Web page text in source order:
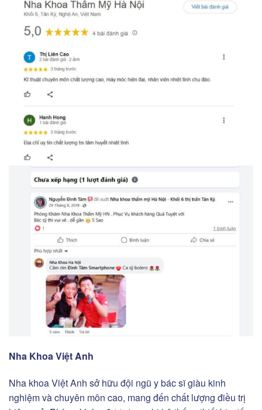
Nha Khoa Việt Anh
Nha khoa Việt Anh sở hữu đội ngũ y bác sĩ giàu kinh
nghiệm và chuyên môn cao, mang đến chất lượng điều trị